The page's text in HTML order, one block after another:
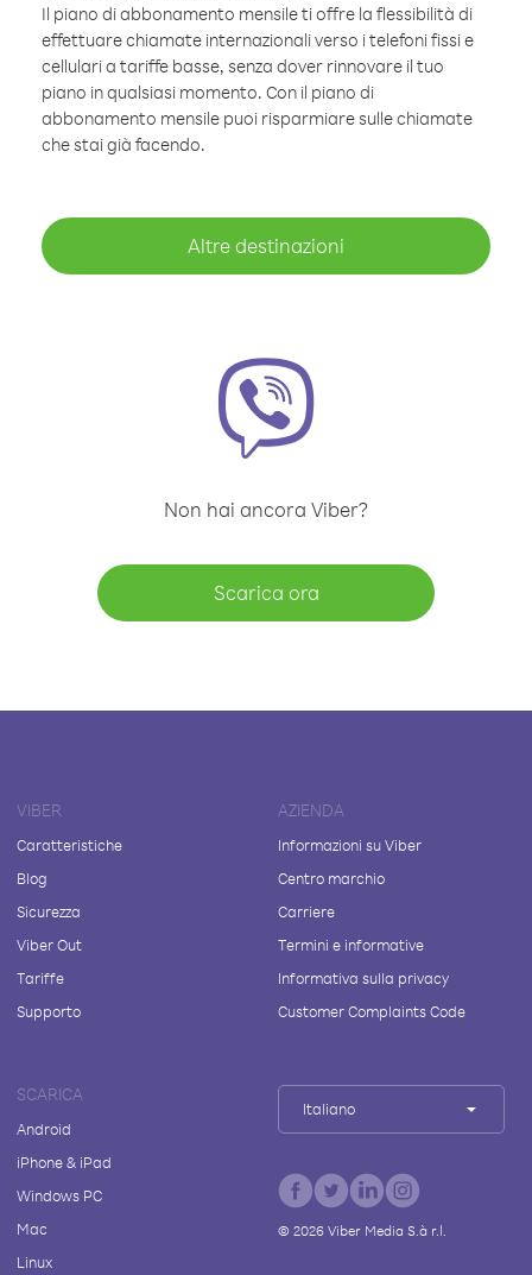
Il piano di abbonamento mensile ti offre la flessibilità di
effettuare chiamate internazionali verso i telefoni fissi e
cellulari a tariffe basse, senza dover rinnovare il tuo
piano in qualsiasi momento. Con il piano di
abbonamento mensile puoi risparmiare sulle chiamate
che stai già facendo.
Altre destinazioni
Non hai ancora Viber?
Scarica ora
VIBER
Caratteristiche
Blog
Sicurezza
Viber Out
Tariffe
Supporto
AZIENDA
Informazioni su Viber
Centro marchio
Carriere
Termini e informative
Informativa sulla privacy
Customer Complaints Code
SCARICA
Android
iPhone & iPad
Windows PC
Mac
Linux
Italiano
© 2026Viber Media S.à r.l.